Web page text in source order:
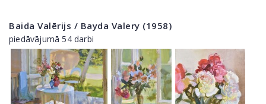
Baida Valērijs / Bayda Valery (1958)
piedāvājumā 54 darbi